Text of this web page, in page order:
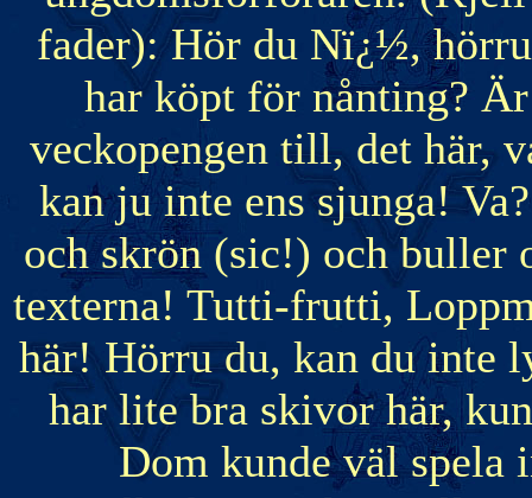
fader): Hör du Nï¿½,
har köpt för nånting?
veckopengen till, det här,
kan ju inte ens sjunga!
och skrön (sic!) och buller
texterna! Tutti-frutti,
här! Hörru du, kan du inte
har lite bra skivor här,
Dom kunde väl spela